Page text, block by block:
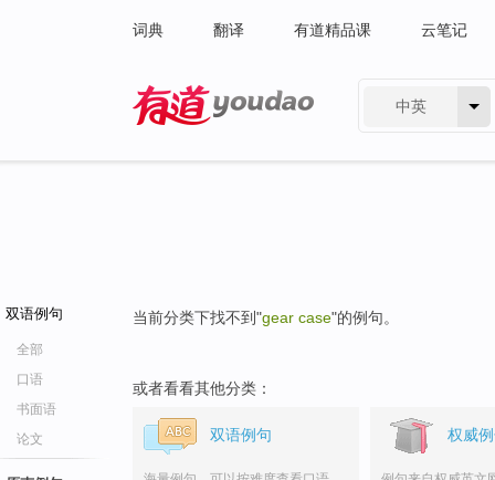
词典 翻译 有道精品课 云笔记
中英
双语例句
全部
口语
书面语
论文
当前分类下找不到"gear case"的例句。
或者看看其他分类：
双语例句 权威